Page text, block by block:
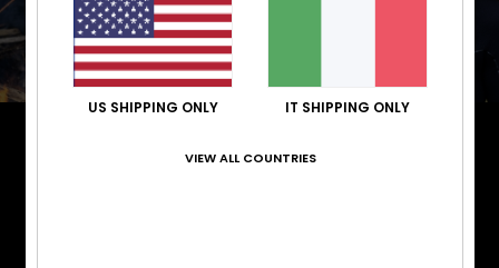
intrappolano il calore in modo efficiente e
US SHIPPING ONLY IT SHIPPING ONLY
VIEW ALL COUNTRIES